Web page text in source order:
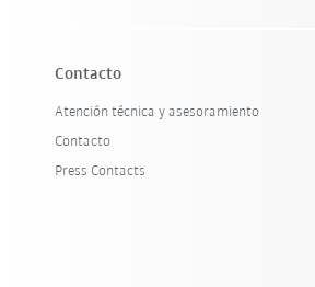
Contacto
Atención técnica y asesoramiento
Contacto
Press Contacts